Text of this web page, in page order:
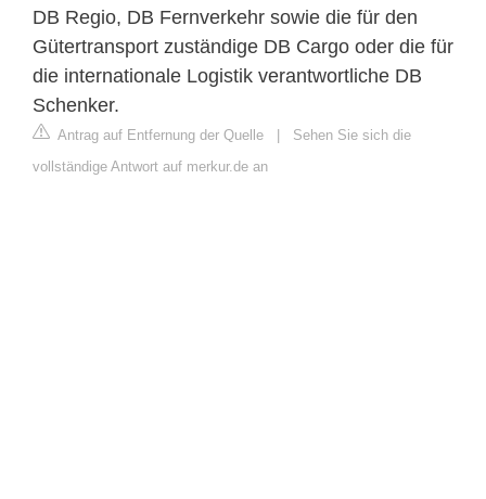
DB Regio, DB Fernverkehr sowie die für den
Gütertransport zuständige DB Cargo oder die für
die internationale Logistik verantwortliche DB
Schenker.
Antrag auf Entfernung der Quelle | Sehen Sie sich die
vollständige Antwort auf merkur.de an